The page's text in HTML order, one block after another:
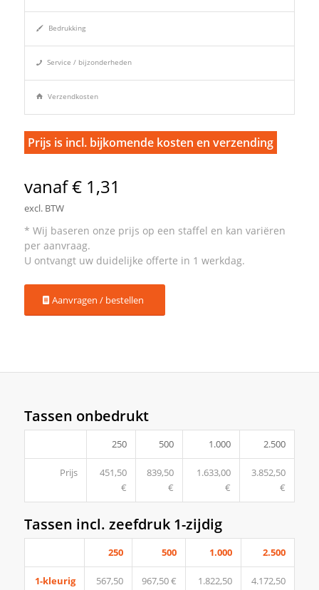
Bedrukking
Service / bijzonderheden
Verzendkosten
Prijs is incl. bijkomende kosten en verzending
vanaf € 1,31
excl. BTW
Aanvragen / bestellen
Tassen onbedrukt
250 500 1.000 2.500
Prijs
451,50
€
839,50
€
1.633,00
€
3.852,50
€
Tassen incl. zeefdruk 1-zijdig
250 500 1.000 2.500
1-kleurig
567,50
967,50 €
1.822,50
4.172,50